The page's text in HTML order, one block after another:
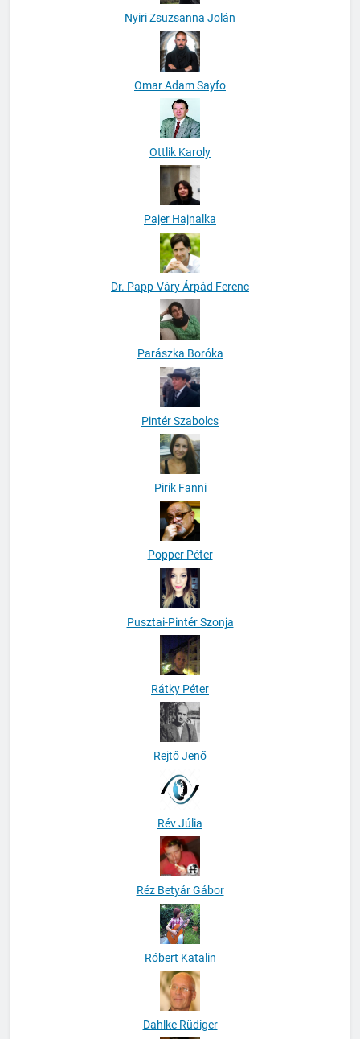
Nyiri Zsuzsanna Jolán
Omar Adam Sayfo
Ottlik Karoly
Pajer Hajnalka
Dr. Papp-Váry Árpád Ferenc
Parászka Boróka
Pintér Szabolcs
Pirik Fanni
Popper Péter
Pusztai-Pintér Szonja
Rátky Péter
Rejtő Jenő
Rév Júlia
Réz Betyár Gábor
Róbert Katalin
Dahlke Rüdiger